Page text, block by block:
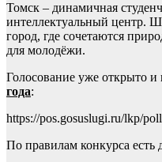
Томск – динамичная
интеллектуальный центр.
город, где сочетаются
для молодёжи.
Голосование уже открыто и
года:
https://pos.gosuslugi.ru/lkp/
По правилам конкурса есть